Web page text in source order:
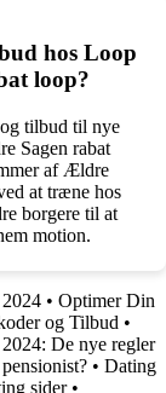
hos Loop
loop?
tilbud til nye
Sagen rabat
af Ældre
at træne hos
borgere til at
motion.
• Optimer Din
og Tilbud •
De nye regler
• Dating
sider•